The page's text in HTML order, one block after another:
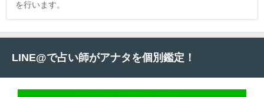
を行います。
LINE@で占い師がアナタを個別鑑定！